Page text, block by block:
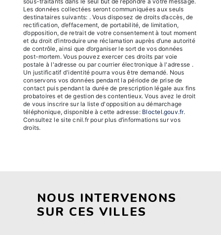
Les données collectées seront communiquées aux seuls
destinataires suivants: . Vous disposez de droits d’accès, de
rectification, d’effacement, de portabilité, de limitation,
d’opposition, de retrait de votre consentement à tout moment
et du droit d’introduire une réclamation auprès d’une autorité
de contrôle, ainsi que d’organiser le sort de vos données
post-mortem. Vous pouvez exercer ces droits par voie
postale à l'adresse ou par courrier électronique à l'adresse .
Un justificatif d'identité pourra vous être demandé. Nous
conservons vos données pendant la période de prise de
contact puis pendant la durée de prescription légale aux fins
probatoires et de gestion des contentieux. Vous avez le droit
de vous inscrire sur la liste d'opposition au démarchage
téléphonique, disponible à cette adresse: Bloctel.gouv.fr.
Consultez le site cnil.fr pour plus d’informations sur vos
droits.
NOUS INTERVENONS
SUR CES VILLES